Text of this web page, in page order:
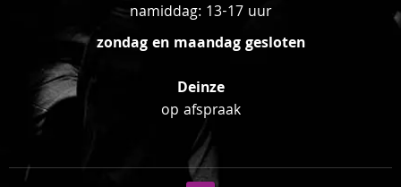
namiddag: 13-17 uur
zondag en maandag gesloten
Deinze
op afspraak